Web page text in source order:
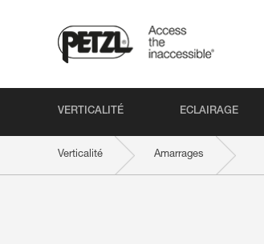
VERTICALITÉ ECLAIRAGE
Verticalité Amarrages